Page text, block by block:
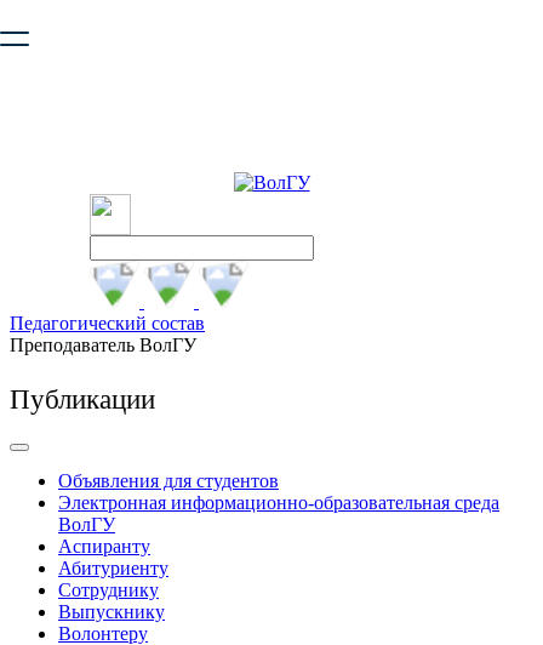
безопасную работу с сайтом. Пожалуйста
Педагогический состав
Преподаватель ВолГУ
Публикации
Объявления для студентов
Электронная информационно-образовательная среда
ВолГУ
Аспиранту
Абитуриенту
Сотруднику
Выпускнику
Волонтеру